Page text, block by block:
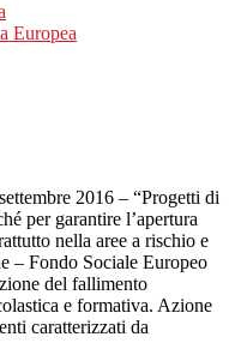
Europea
2016 – “Progetti di
per garantire l’apertura
nella aree a rischio e
– Fondo Sociale Europeo
del fallimento
e formativa. Azione
caratterizzati da